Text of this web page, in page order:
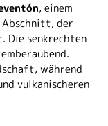
, einem
Abschnitt, der
Die senkrechten
während
vulkanischeren